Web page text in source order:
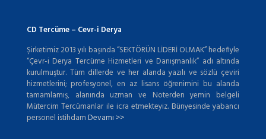
CD Tercüme – Cevr-i Derya
Şirketimiz 2013 yılı başında “SEKTÖRÜN LİDERİ OLMAK” hedefiyle
“Çevr-i Derya Tercüme Hizmetleri ve Danışmanlık” adı altında
kurulmuştur. Tüm dillerde ve her alanda yazılı ve sözlü çeviri
hizmetlerini; profesyonel, en az lisans öğrenimini bu alanda
tamamlamış, alanında uzman ve Noterden yemin belgeli
Mütercim Tercümanlar ile icra etmekteyiz. Bünyesinde yabancı
personel istihdamDevamı >>